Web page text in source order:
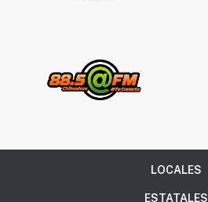
LOCALES
ESTATALES